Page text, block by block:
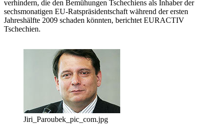
verhindern, die den Bemühungen Tschechiens als Inhaber der
sechsmonatigen EU-Ratspräsidentschaft während der ersten
Jahreshälfte 2009 schaden könnten, berichtet EURACTIV
Tschechien.
Jiri_Paroubek_pic_com.jpg